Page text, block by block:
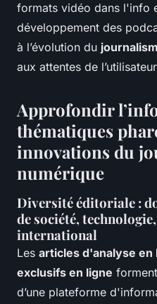
formats vidéo dans l'info
développement des
à l’évolution du
aux attentes de
Approfondir
thématiques
innovations du
numérique
Diversité éditoriale :
de société,
international
Les articles d'analyse en
exclusifs en ligne
d’une plateforme